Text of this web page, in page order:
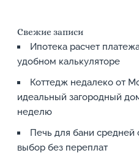
Свежие записи
Ипотека расчет
удобном калькуляторе
Коттедж недалеко от
идеальный загородный
неделю
Печь для бани средней
выбор без переплат